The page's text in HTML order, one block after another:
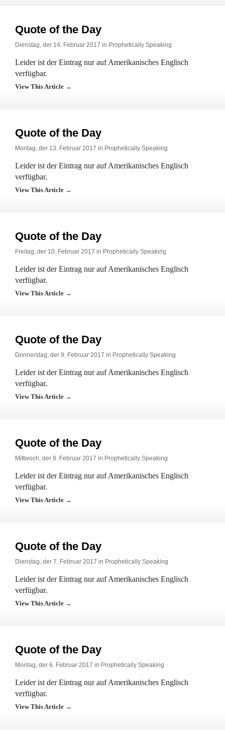
Quote of the Day
Dienstag, der 14. Februar 2017 in Prophetically Speaking
Leider ist der Eintrag nur auf Amerikanisches Englisch
verfügbar.
View This Article →
Quote of the Day
Montag, der 13. Februar 2017 in Prophetically Speaking
Leider ist der Eintrag nur auf Amerikanisches Englisch
verfügbar.
View This Article →
Quote of the Day
Freitag, der 10. Februar 2017 in Prophetically Speaking
Leider ist der Eintrag nur auf Amerikanisches Englisch
verfügbar.
View This Article →
Quote of the Day
Donnerstag, der 9. Februar 2017 in Prophetically Speaking
Leider ist der Eintrag nur auf Amerikanisches Englisch
verfügbar.
View This Article →
Quote of the Day
Mittwoch, der 8. Februar 2017 in Prophetically Speaking
Leider ist der Eintrag nur auf Amerikanisches Englisch
verfügbar.
View This Article →
Quote of the Day
Dienstag, der 7. Februar 2017 in Prophetically Speaking
Leider ist der Eintrag nur auf Amerikanisches Englisch
verfügbar.
View This Article →
Quote of the Day
Montag, der 6. Februar 2017 in Prophetically Speaking
Leider ist der Eintrag nur auf Amerikanisches Englisch
verfügbar.
View This Article →